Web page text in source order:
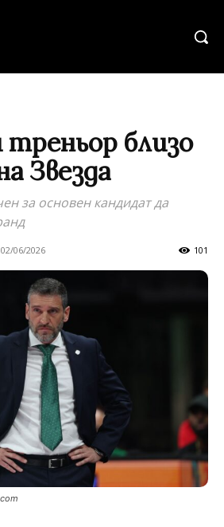
треньор близо
Звезда
за основен кандидат да
02/06/2026 101